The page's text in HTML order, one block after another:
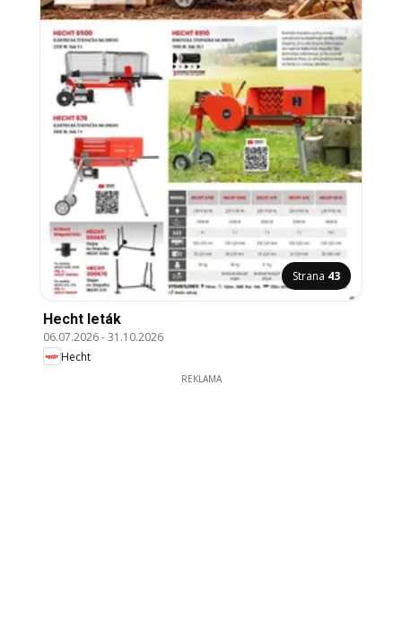
Strana 43
Hecht leták
06.07.2026-31.10.2026
Hecht
REKLAMA